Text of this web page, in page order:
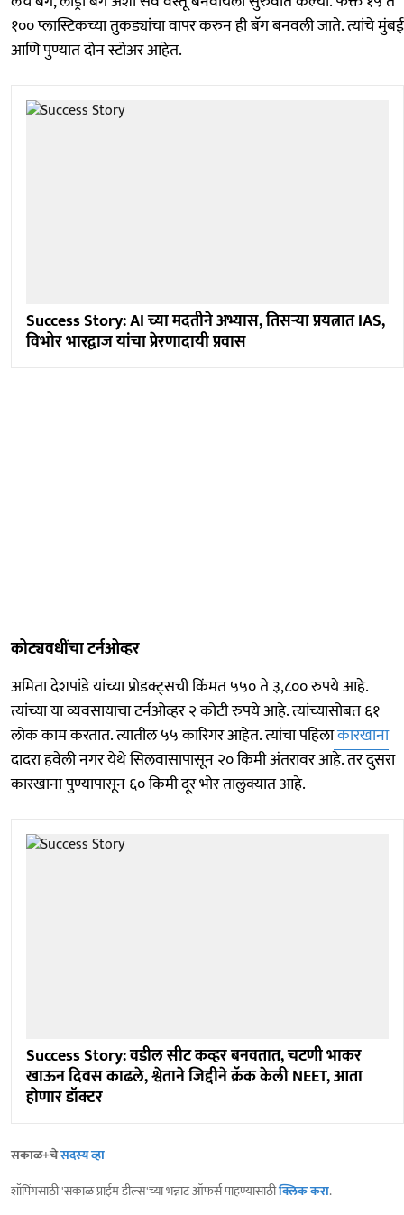
१०० प्लास्टिकच्या तुकड्यांचा वापर करुन ही बॅग बनवली जाते. त्यांचे मुंबई
आणि पुण्यात दोन स्टोअर आहेत.
Success Story: AI च्या मदतीने अभ्यास, तिसऱ्या प्रयत्नात IAS,
विभोर भारद्वाज यांचा प्रेरणादायी प्रवास
कोट्यवधींचा टर्नओव्हर
अमिता देशपांडे यांच्या प्रोडक्ट्सची किंमत ५५० ते ३,८०० रुपये आहे.
त्यांच्या या व्यवसायाचा टर्नओव्हर २ कोटी रुपये आहे. त्यांच्यासोबत ६१
लोक काम करतात. त्यातील ५५ कारिगर आहेत. त्यांचा पहिलाकारखाना
दादरा हवेली नगर येथे सिलवासापासून २० किमी अंतरावर आहे. तर दुसरा
कारखाना पुण्यापासून ६० किमी दूर भोर तालुक्यात आहे.
Success Story: वडील सीट कव्हर बनवतात, चटणी भाकर
खाऊन दिवस काढले, श्वेताने जिद्दीने क्रॅक केली NEET, आता
होणार डॉक्टर
सकाळ+चेसदस्य व्हा
शॉपिंगसाठी 'सकाळ प्राईम डील्स'च्या भन्नाट ऑफर्स पाहण्यासाठीक्लिक करा.